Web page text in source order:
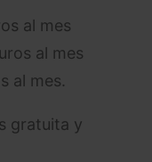
al mes
al mes
al mes.
gratuita y